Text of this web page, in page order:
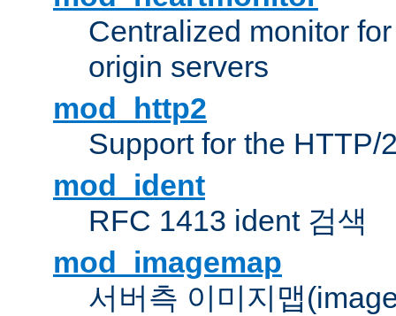
Centralized monitor
origin servers
mod_http2
Support for the HTTP/
mod_ident
RFC 1413 ident 검색
mod_imagemap
서버측 이미지맵